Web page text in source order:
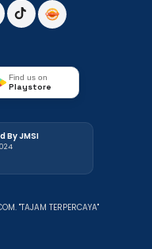
Find us on
Playstore
By JMSI
"TAJAM TERPERCAYA"